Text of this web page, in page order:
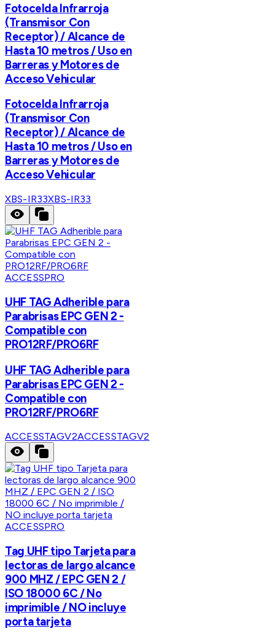
Fotocelda Infrarroja
(Transmisor Con
Receptor) / Alcance de
Hasta 10 metros / Uso en
Barreras y Motores de
Acceso Vehicular
Fotocelda Infrarroja
(Transmisor Con
Receptor) / Alcance de
Hasta 10 metros / Uso en
Barreras y Motores de
Acceso Vehicular
XBS-IR33XBS-IR33
ACCESSPRO
UHF TAG Adherible para
Parabrisas EPC GEN 2 -
Compatible con
PRO12RF/PRO6RF
UHF TAG Adherible para
Parabrisas EPC GEN 2 -
Compatible con
PRO12RF/PRO6RF
ACCESSTAGV2ACCESSTAGV2
ACCESSPRO
Tag UHF tipo Tarjeta para
lectoras de largo alcance
900 MHZ / EPC GEN 2 /
ISO 18000 6C / No
imprimible / NO incluye
porta tarjeta